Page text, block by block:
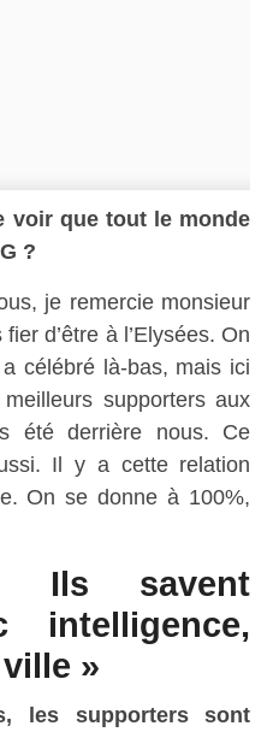
voir que tout le monde
?
je remercie monsieur
d’être à l’Elysées. On
célébré là-bas, mais ici
supporters aux
été derrière nous. Ce
Il y a cette relation
On se donne à 100%,
Ils savent
intelligence,
»
les supporters sont